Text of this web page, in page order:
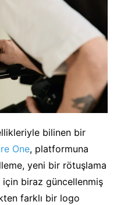
bilinen bir
One, platformuna
yeni bir rötuşlama
biraz güncellenmiş
farklı bir logo